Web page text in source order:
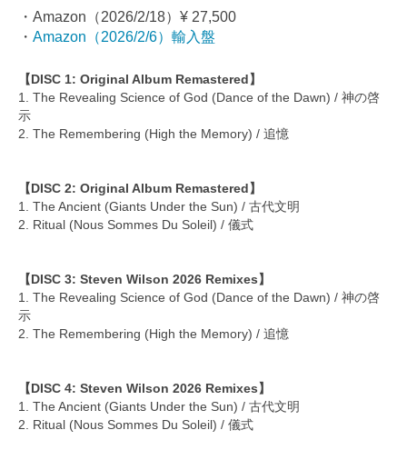
・Amazon（2026/2/18）¥ 27,500
・ Amazon（2026/2/6）輸入盤
【DISC 1: Original Album Remastered】
1. The Revealing Science of God (Dance of the Dawn) / 神の啓
示
2. The Remembering (High the Memory) / 追憶
【DISC 2: Original Album Remastered】
1. The Ancient (Giants Under the Sun) / 古代文明
2. Ritual (Nous Sommes Du Soleil) / 儀式
【DISC 3: Steven Wilson 2026 Remixes】
1. The Revealing Science of God (Dance of the Dawn) / 神の啓
示
2. The Remembering (High the Memory) / 追憶
【DISC 4: Steven Wilson 2026 Remixes】
1. The Ancient (Giants Under the Sun) / 古代文明
2. Ritual (Nous Sommes Du Soleil) / 儀式